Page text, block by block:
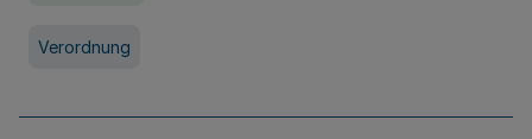
Verordnung